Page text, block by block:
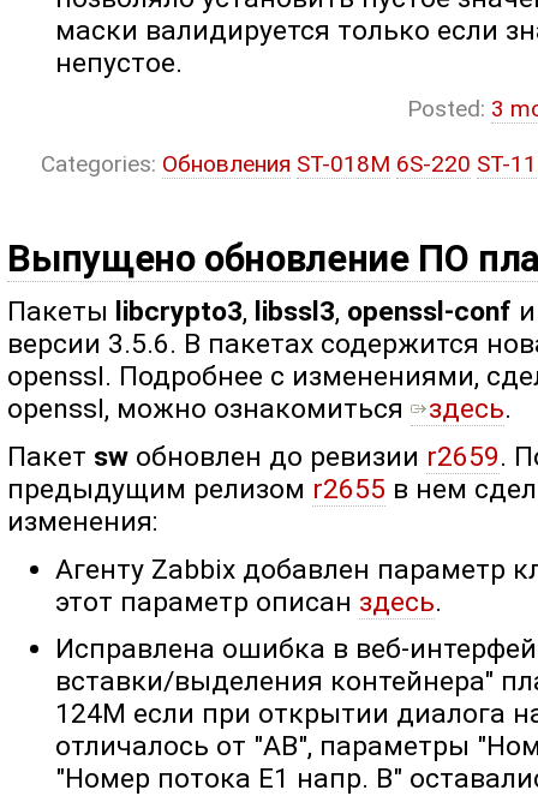
маски валидируется только если
непустое.
Posted: 3
Categories: Обновления ST-018M 6S-220 ST-
Выпущено обновление ПО
Пакеты libcrypto3, libssl3, openssl-conf
версии 3.5.6. В пакетах содержится
openssl. Подробнее с изменениями,
openssl, можно ознакомиться ​​ здесь.
Пакет sw обновлен до ревизии r2659.
предыдущим релизом r2655 в нем
изменения:
Агенту Zabbix добавлен параметр
этот параметр описан здесь.
Исправлена ошибка в веб-
вставки/выделения контейнера"
124M если при открытии диалога
отличалось от "AB", параметры
"Номер потока E1 напр. B"